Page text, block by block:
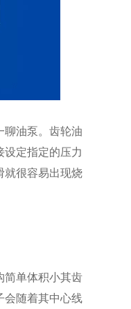
聊油泵。齿轮油
设定指定的压力
就很容易出现烧
简单体积小其齿
会随着其中心线